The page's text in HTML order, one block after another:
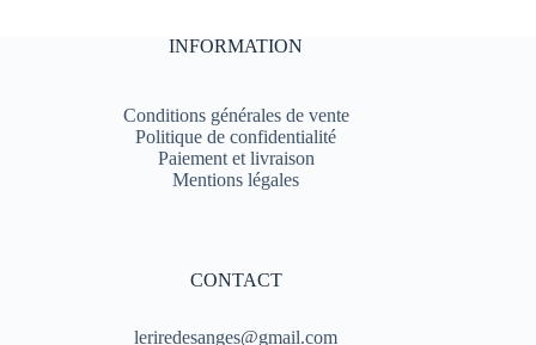
INFORMATION
Conditions générales de vente
Politique de confidentialité
Paiement et livraison
Mentions légales
CONTACT
leriredesanges@gmail.com